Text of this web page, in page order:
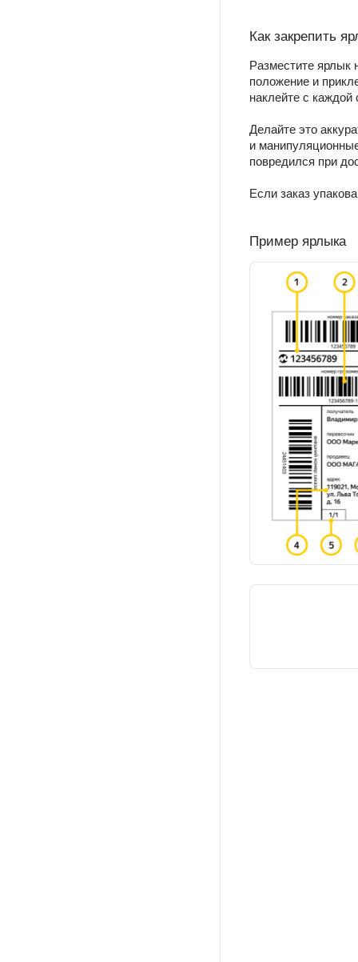
Как закрепить
Разместите ярлык
положение и
наклейте с каждой
Делайте это
и
повредился при
Если заказ
Пример ярлыка